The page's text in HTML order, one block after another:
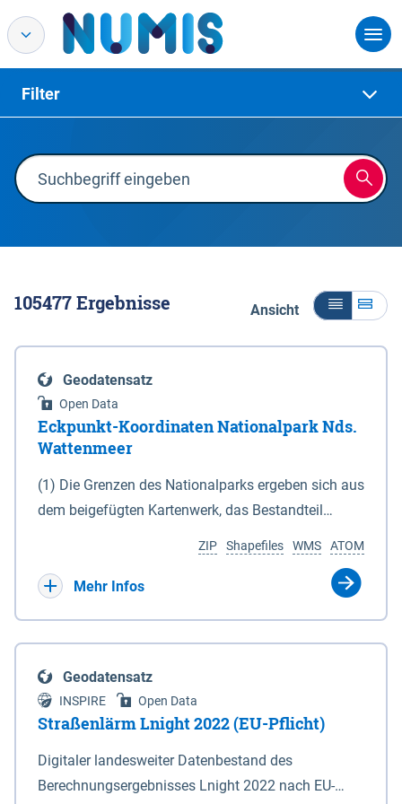
Filter
105477Ergebnisse Ansicht
Geodatensatz
Open Data
Eckpunkt-Koordinaten Nationalpark Nds.
Wattenmeer
(1) Die Grenzen des Nationalparks ergeben sich aus
dem beigefügten Kartenwerk, das Bestandteil
(DTK) im Maßstab 1 : 100 000 (Anlage 2), 2.
verkleinerte Amtliche Karte 1 : 5 000 (AK5) im
projizierte Koordinaten im Europäischen
Terrestrischen Referenzsystem 1989 (ETRS 89) mit
der Universalen Transversalen Mercator-Abbildung
bezogen auf die Zone 32 N (UTM 32N) dargestellt
(Anlage 4); Gleiches gilt für die geografischen
ATOM
WMS
Shapefiles
ZIP
Mehr Infos
Geodatensatz
INSPIRE Open Data
Straßenlärm Lnight 2022 (EU-Pflicht)
Digitaler landesweiter Datenbestand des
Berechnungsergebnisses Lnight 2022 nach EU-